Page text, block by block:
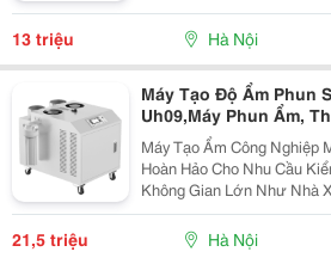
Chăn Nuôi Và Các Khu
Công Nghệ Tiên Tiến Và
13 triệu Hà Nội
Máy Tạo Độ Ẩm Phun
Uh09,Máy Phun Ẩm,
Bù Ẩm, Thiết Bị Bù
Máy Tạo Độ Ẩm
Máy Tạo Ẩm Công Nghiệp
Hoàn Hảo Cho Nhu Cầu
Không Gian Lớn Như Nhà
Chăn Nuôi Và Các Khu
Công Nghệ Tiên Tiến Và
21,5 triệu Hà Nội